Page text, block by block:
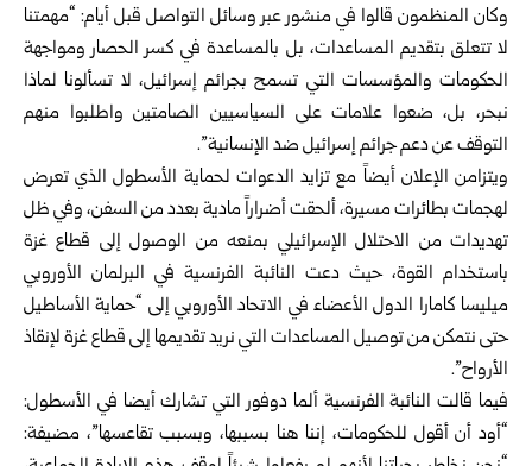
وكان المنظمون قالوا في منشور عبر وسائل التواصل قبل أيام: “مهمتنا
لا تتعلق بتقديم المساعدات، بل بالمساعدة في كسر الحصار ومواجهة
الحكومات والمؤسسات التي تسمح بجرائم إسرائيل، لا تسألونا لماذا
نبحر، بل، ضعوا علامات على السياسيين الصامتين واطلبوا منهم
التوقف عن دعم جرائم إسرائيل ضد الإنسانية”.
ويتزامن الإعلان أيضاً مع تزايد الدعوات لحماية الأسطول الذي تعرض
لهجمات بطائرات مسيرة، ألحقت أضراراً مادية بعدد من السفن، وفي ظل
تهديدات من الاحتلال الإسرائيلي بمنعه من الوصول إلى قطاع غزة
باستخدام القوة، حيث دعت النائبة الفرنسية في البرلمان الأوروبي
ميليسا كامارا الدول الأعضاء في الاتحاد الأوروبي إلى “حماية الأساطيل
حتى نتمكن من توصيل المساعدات التي نريد تقديمها إلى قطاع غزة لإنقاذ
الأرواح”.
فيما قالت النائبة الفرنسية ألما دوفور التي تشارك أيضا في الأسطول:
“أود أن أقول للحكومات، إننا هنا بسببها، وبسبب تقاعسها”، مضيفة: